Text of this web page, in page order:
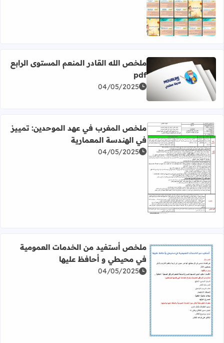
اقرأ المزيد عن جميع ملخصات الاجتماعيات المستوى الرابع Word
اقرأ المزيد عن ملخص الله القادر المنعم المستوى الرابع pdf
ملخص الله القادر المنعم المستوى الرابع
pdf
04/05/2025
اقرأ المزيد عن ملخص المغرب في عهد الموحدين: تمييز في
ملخص المغرب في عهد الموحدين: تمييز
في الهندسة المعمارية
04/05/2025
اقرأ المزيد عن ملخص أستفيد من الخدمات العمومية في
ملخص أستفيد من الخدمات العمومية
في محيطي و أحافظ عليها
04/05/2025